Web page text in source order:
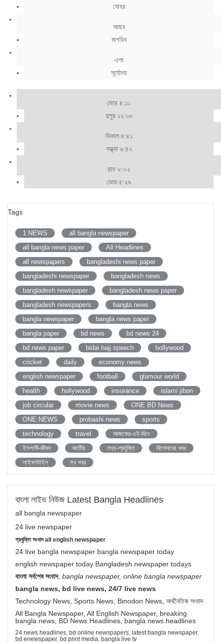
যোহর
আছর
মাগরিব
এশা
সূর্যোদয়
ভোর ৪:১১
দুপুর ১২:০৮
বিকাল ৪:৪১
সন্ধ্যা ৬:৪২
রাত ৮:০২
ভোর ৫:২৯
Tags
1 NEWS
all bangla newspaper
all bangla news paper
All Headlines
all newspapers
bangladeshi news paper
bangladeshi newspaper
bangladesh news
bangladesh newspaper
bangladesh news paper
bangladesh newspapers
bangla news
bangla newspaper
bangla news paper
bangla paper
bd news
bd news 24
bd news paper
bidai hajj speech
bollywood
cricket
daily
economy news
english newspaper
football
glamour world
health
hollywood insurance
islami jibon
job circular
movie news
ONE BD News
ONE NEWS
probashi news
sports
technology
travel
আজকের-এই-দিনে
ইসলামী-জীবন
জাতীয় তথ্য-প্রযুক্তি
বিনোদনের খবর
লাইফস্টাইল
সব খবর
বাংলা লাইভ নিউজ Latest Bangla Headlines
all bangla newspaper
24 live newspaper
প্রযুক্তি সংবাদ all english newspaper
24 live bangla newspaper bangla newspaper today
english newspaper today Bangladesh newspaper todays
বাংলা সর্বশেষ সংবাদ, bangla newspaper, online bangla newspaper
bangla news, bd live news, 24/7 live news
Technology News, Sports News, Binodon News, অর্থনৈতিক সংবাদ
All Bangla Newspaper, All English Newspaper, breaking
bangla news, BD News Headlines, bangla news headlines
24 news headlines, bd online newspapers, latest bangla newspaper,
bd enewspaper, bd print media, bangla live tv